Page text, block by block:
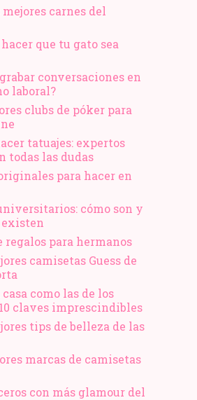
carnes del
que tu gato sea
conversaciones en
laboral?
clubs de póker para
tatuajes: expertos
todas las dudas
para hacer en
cómo son y
regalos para hermanos
camisetas Guess de
como las de los
claves imprescindibles
tips de belleza de las
marcas de camisetas
con más glamour del